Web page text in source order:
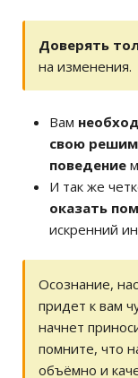
Доверять
на изменения.
Вам
свою
поведение
И так же
оказать
искренний
Осознание,
придет к вам
начнет
помните, что
объёмно и